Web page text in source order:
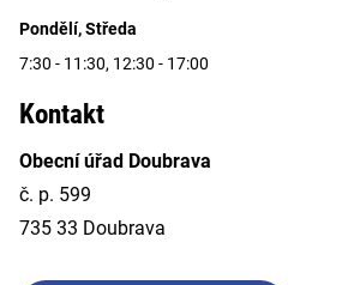
Pondělí, Středa
7:30 - 11:30, 12:30 - 17:00
Kontakt
Obecní úřad Doubrava
č. p. 599
735 33 Doubrava